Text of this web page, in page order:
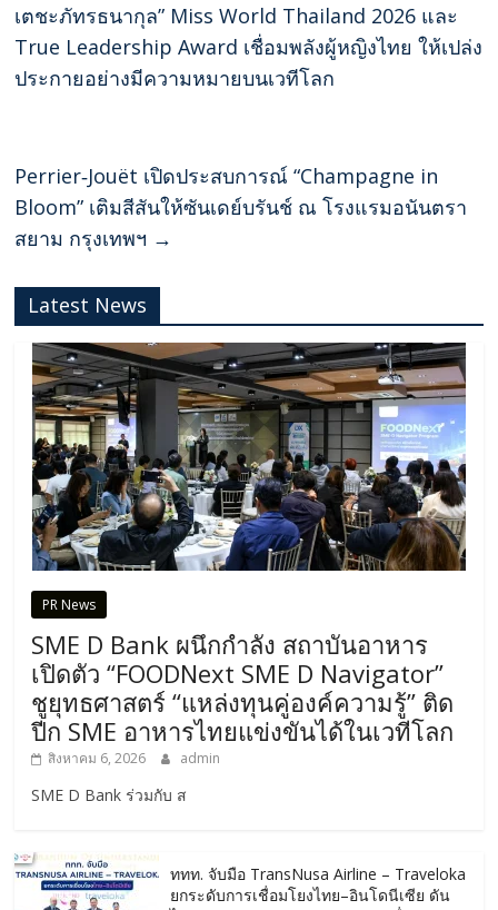
เตชะภัทรธนากุล” Miss World Thailand 2026 และ
True Leadership Award เชื่อมพลังผู้หญิงไทย ให้เปล่ง
ประกายอย่างมีความหมายบนเวทีโลก
Perrier‑Jouët เปิดประสบการณ์ “Champagne in
Bloom” เติมสีสันให้ซันเดย์บรันช์ ณ โรงแรมอนันตรา
สยาม กรุงเทพฯ →
Latest News
PR News
SME D Bank ผนึกกำลัง สถาบันอาหาร
เปิดตัว “FOODNext SME D Navigator”
ชูยุทธศาสตร์ “แหล่งทุนคู่องค์ความรู้” ติด
ปีก SME อาหารไทยแข่งขันได้ในเวทีโลก
สิงหาคม 6, 2026 admin
SME D Bank ร่วมกับ ส
ททท. จับมือ TransNusa Airline – Traveloka
ยกระดับการเชื่อมโยงไทย–อินโดนีเซีย ดัน